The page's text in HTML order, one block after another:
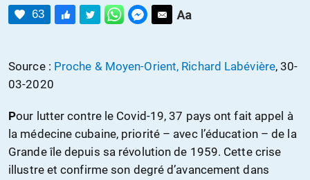
DOSSIERS
CATÉGORIES
CONTACTER
FAIRE UN
DON
63
Source : Proche & Moyen-Orient, Richard Labévière, 30-
03-2020
Pour lutter contre le Covid-19, 37 pays ont fait appel à
la médecine cubaine, priorité – avec l’éducation – de la
Grande île depuis sa révolution de 1959. Cette crise
illustre et confirme son degré d’avancement dans